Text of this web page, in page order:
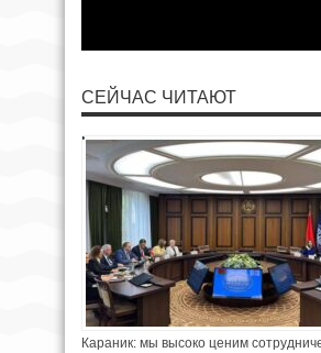
СЕЙЧАС ЧИТАЮТ
Караник: мы высоко ценим